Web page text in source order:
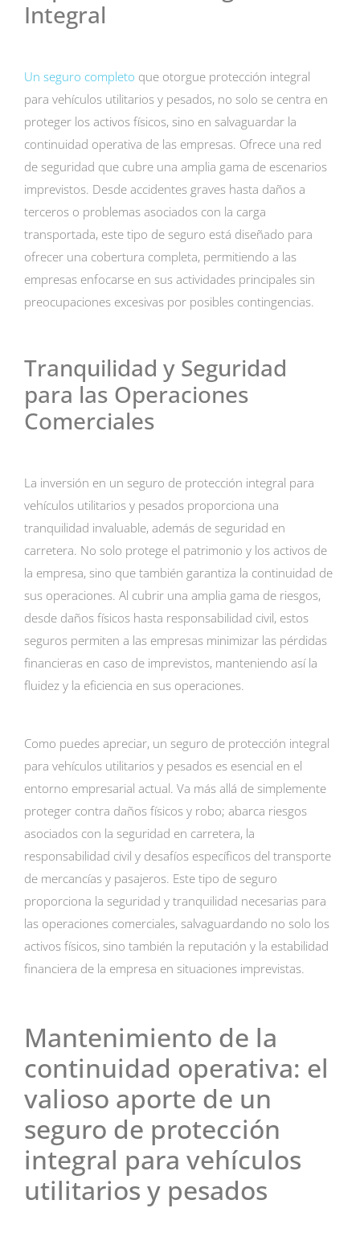
Integral
Un seguro completo que otorgue protección integral
para vehículos utilitarios y pesados, no solo se centra en
proteger los activos físicos, sino en salvaguardar la
continuidad operativa de las empresas. Ofrece una red
de seguridad que cubre una amplia gama de escenarios
imprevistos. Desde accidentes graves hasta daños a
terceros o problemas asociados con la carga
transportada, este tipo de seguro está diseñado para
ofrecer una cobertura completa, permitiendo a las
empresas enfocarse en sus actividades principales sin
preocupaciones excesivas por posibles contingencias.
Tranquilidad y Seguridad
para las Operaciones
Comerciales
La inversión en un seguro de protección integral para
vehículos utilitarios y pesados proporciona una
tranquilidad invaluable, además de seguridad en
carretera. No solo protege el patrimonio y los activos de
la empresa, sino que también garantiza la continuidad de
sus operaciones. Al cubrir una amplia gama de riesgos,
desde daños físicos hasta responsabilidad civil, estos
seguros permiten a las empresas minimizar las pérdidas
financieras en caso de imprevistos, manteniendo así la
fluidez y la eficiencia en sus operaciones.
Como puedes apreciar, un seguro de protección integral
para vehículos utilitarios y pesados es esencial en el
entorno empresarial actual. Va más allá de simplemente
proteger contra daños físicos y robo; abarca riesgos
asociados con la seguridad en carretera, la
responsabilidad civil y desafíos específicos del transporte
de mercancías y pasajeros. Este tipo de seguro
proporciona la seguridad y tranquilidad necesarias para
las operaciones comerciales, salvaguardando no solo los
activos físicos, sino también la reputación y la estabilidad
financiera de la empresa en situaciones imprevistas.
Mantenimiento de la
continuidad operativa: el
valioso aporte de un
seguro de protección
integral para vehículos
utilitarios y pesados